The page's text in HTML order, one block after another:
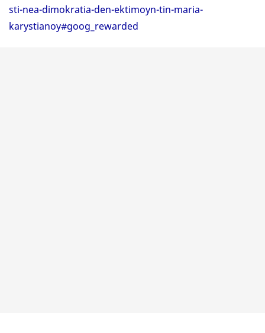
sti-nea-dimokratia-den-ektimoyn-tin-maria-
karystianoy#goog_rewarded